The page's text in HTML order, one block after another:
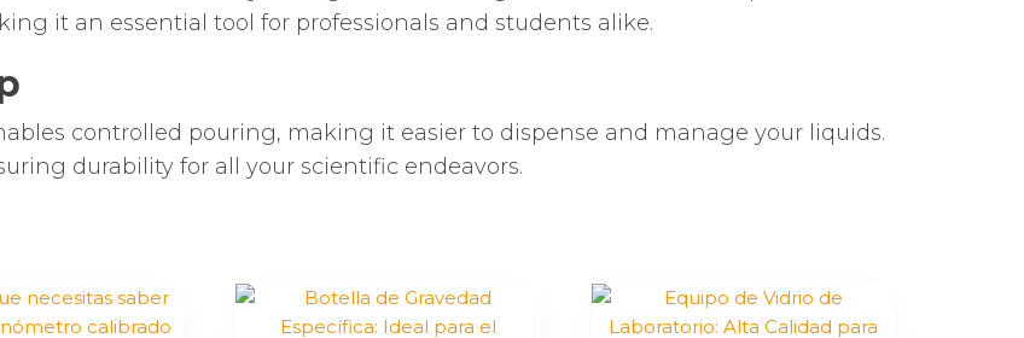
it an essential tool for professionals and students alike.
controlled pouring, making it easier to dispense and manage your liquids.
durability for all your scientific endeavors.